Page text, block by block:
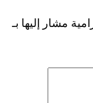
مشار إليها بـ